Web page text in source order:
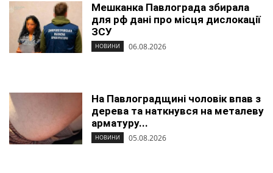
Мешканка Павлограда збирала
для рф дані про місця дислокації
ЗСУ
НОВИНИ 06.08.2026
На Павлоградщині чоловік впав з
дерева та наткнувся на металеву
арматуру...
НОВИНИ 05.08.2026